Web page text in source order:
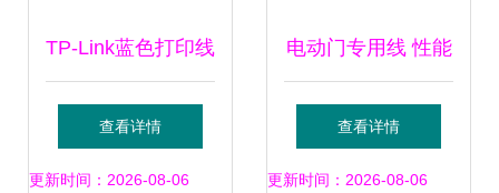
TP-Link蓝色打印线
条 广州线材市场的
品质之选
查看详情
更新时间：2026-08-06
电动门专用线 性能
与品质的双重保障
——上海南汇黄河
查看详情
更新时间：2026-08-06